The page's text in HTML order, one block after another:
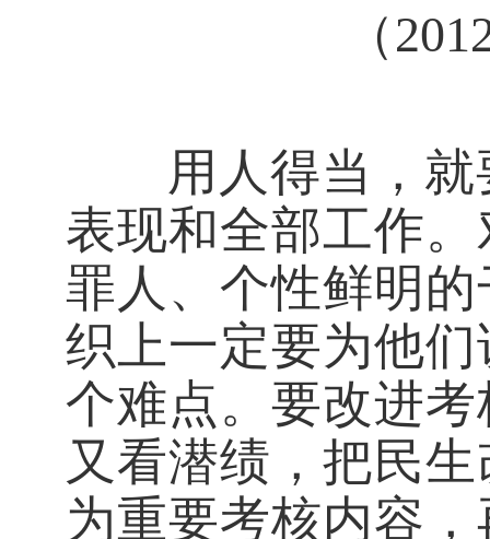
（
用人得当，就
表现和全部工作
罪人、个性鲜明
织上一定要为他
个难点。要改进
又看潜绩，把民
为重要考核内容